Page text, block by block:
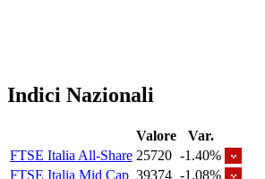
Indici Nazionali
Valore
Var.
FTSE Italia All-Share 25720 -1.40%
FTSE Italia Mid Cap 39374 -1.08%